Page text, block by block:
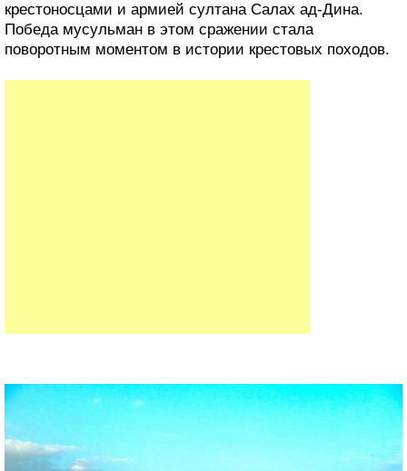
крестоносцами и армией султана Салах ад-Дина.
Победа мусульман в этом сражении стала
поворотным моментом в истории крестовых походов.